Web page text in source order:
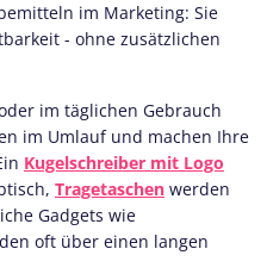
im Marketing: Sie
- ohne zusätzlichen
im täglichen Gebrauch
im Umlauf und machen Ihre
Kugelschreiber mit Logo
Tragetaschen werden
Gadgets wie
oft über einen langen